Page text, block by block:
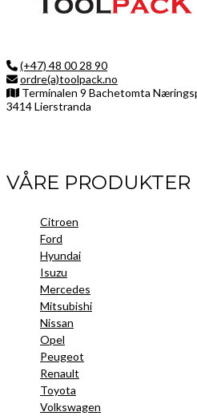
(+47) 48 00 28 90
ordre(a)toolpack.no
Terminalen 9 Bachetomta
3414 Lierstranda
VÅRE PRODUKTER
Citroen
Ford
Hyundai
Isuzu
Mercedes
Mitsubishi
Nissan
Opel
Peugeot
Renault
Toyota
Volkswagen